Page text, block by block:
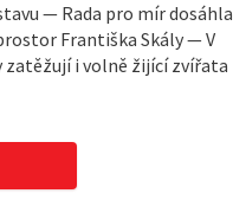
— Rada pro mír dosáhla
Františka Skály — V
i volně žijící zvířata